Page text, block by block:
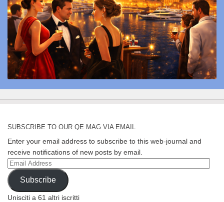
SUBSCRIBE TO OUR QE MAG VIA EMAIL
Enter your email address to subscribe to this web-journal and
receive notifications of new posts by email.
Email
Address
Subscribe
Unisciti a 61 altri iscritti